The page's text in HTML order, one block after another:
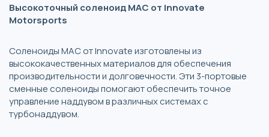
Высокоточный соленоид MAC от Innovate
Motorsports
Соленоиды MAC от Innovate изготовлены из
высококачественных материалов для обеспечения
производительности и долговечности. Эти 3-портовые
сменные соленоиды помогают обеспечить точное
управление наддувом в различных системах с
турбонаддувом.